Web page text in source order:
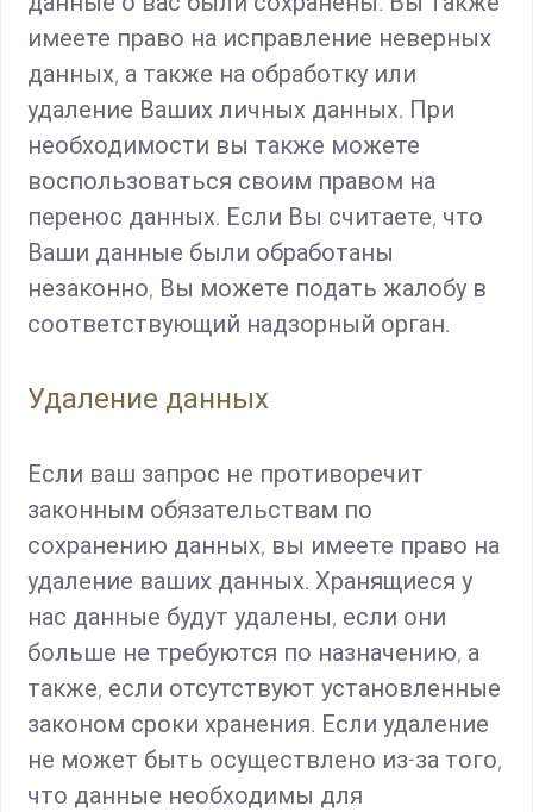
имеете право на исправление неверных
данных, а также на обработку или
удаление Ваших личных данных. При
необходимости вы также можете
воспользоваться своим правом на
перенос данных. Если Вы считаете, что
Ваши данные были обработаны
незаконно, Вы можете подать жалобу в
соответствующий надзорный орган.
Удаление данных
Если ваш запрос не противоречит
законным обязательствам по
сохранению данных, вы имеете право на
удаление ваших данных. Хранящиеся у
нас данные будут удалены, если они
больше не требуются по назначению, а
также, если отсутствуют установленные
законом сроки хранения. Если удаление
не может быть осуществлено из-за того,
что данные необходимы для